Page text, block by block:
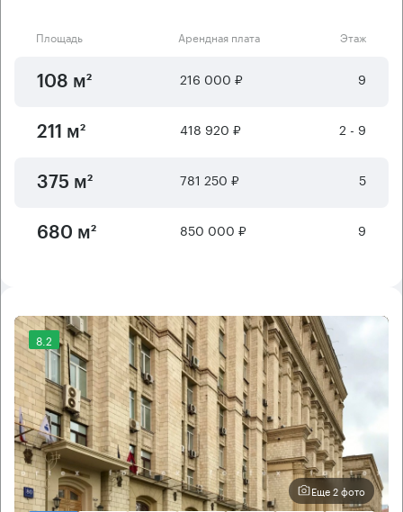
Площадь Арендная плата Этаж
108 м² 216 000 ₽ 9
211 м² 418 920 ₽ 2 - 9
375 м² 781 250 ₽ 5
680 м² 850 000 ₽ 9
8.2
Еще 2 фото